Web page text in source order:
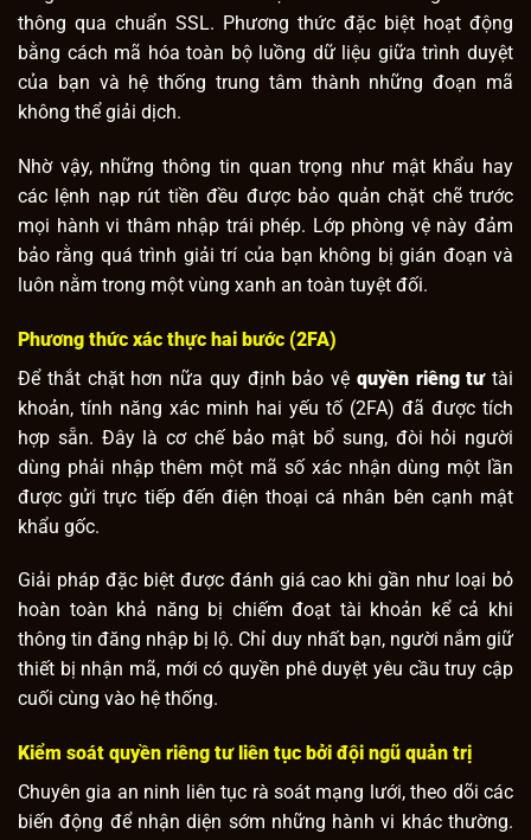
thông qua chuẩn SSL. Phương thức đặc biệt hoạt động
bằng cách mã hóa toàn bộ luồng dữ liệu giữa trình duyệt
của bạn và hệ thống trung tâm thành những đoạn mã
không thể giải dịch.
Nhờ vậy, những thông tin quan trọng như mật khẩu hay
các lệnh nạp rút tiền đều được bảo quản chặt chẽ trước
mọi hành vi thâm nhập trái phép. Lớp phòng vệ này đảm
bảo rằng quá trình giải trí của bạn không bị gián đoạn và
luôn nằm trong một vùng xanh an toàn tuyệt đối.
Phương thức xác thực hai bước (2FA)
Để thắt chặt hơn nữa quy định bảo vệ quyền riêng tưtài
khoản, tính năng xác minh hai yếu tố (2FA) đã được tích
hợp sẵn. Đây là cơ chế bảo mật bổ sung, đòi hỏi người
dùng phải nhập thêm một mã số xác nhận dùng một lần
được gửi trực tiếp đến điện thoại cá nhân bên cạnh mật
khẩu gốc.
Giải pháp đặc biệt được đánh giá cao khi gần như loại bỏ
hoàn toàn khả năng bị chiếm đoạt tài khoản kể cả khi
thông tin đăng nhập bị lộ. Chỉ duy nhất bạn, người nắm giữ
thiết bị nhận mã, mới có quyền phê duyệt yêu cầu truy cập
cuối cùng vào hệ thống.
Kiểm soát quyền riêng tư liên tục bởi đội ngũ quản trị
Chuyên gia an ninh liên tục rà soát mạng lưới, theo dõi các
biến động để nhận diện sớm những hành vi khác thường.